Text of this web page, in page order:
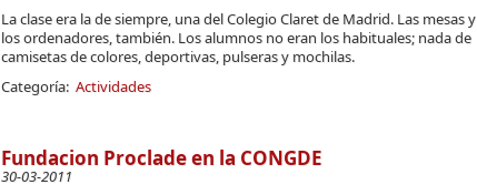
La clase era la de siempre, una del Colegio Claret de Madrid. Las mesas y
los ordenadores, también. Los alumnos no eran los habituales; nada de
camisetas de colores, deportivas, pulseras y mochilas.
Categoría: Actividades
Fundacion Proclade en la CONGDE
30-03-2011